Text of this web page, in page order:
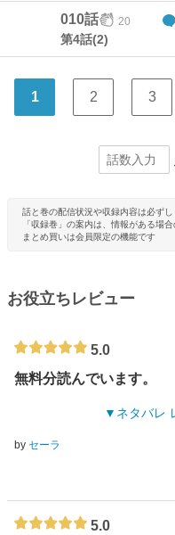
010話 20
第4話(2)
1 2 3
話と巻の配信状況や収録内容は必ず
「収録巻」の案内は、情報がある場
まとめ買いは会員限定の機能です
お役立ちレビュー
5.0
無料分読んでいます。
ネタバレ
by セーラ
5.0